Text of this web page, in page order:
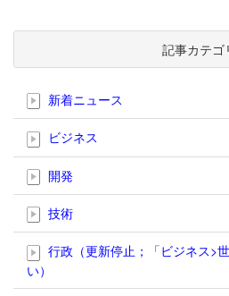
記事カテゴ
新着ニュース
ビジネス
開発
技術
行政（更新停止；「ビジネス>
い）